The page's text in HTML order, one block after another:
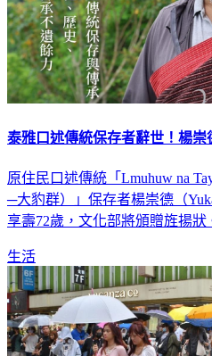
泰雅口述傳統保存者辭世！楊
原住民口述傳統「Lmuhuw na
─大豹群）」保存者楊崇德（
享壽72歲，文化部將頒贈旌揚狀
生活